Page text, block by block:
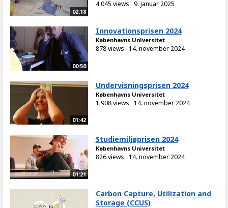
02:18
4.045 views 9. januar 2025
00:50
Innovationsprisen 2024
Københavns Universitet
878 views 14. november 2024
01:42
Undervisningsprisen 2024
Københavns Universitet
1.908 views 14. november 2024
01:21
Studiemiljøprisen 2024
Københavns Universitet
826 views 14. november 2024
Carbon Capture, Utilization and
Storage (CCUS)